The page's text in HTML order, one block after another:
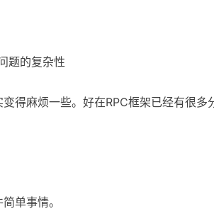
题的复杂性
得麻烦一些。好在RPC框架已经有很
单事情。